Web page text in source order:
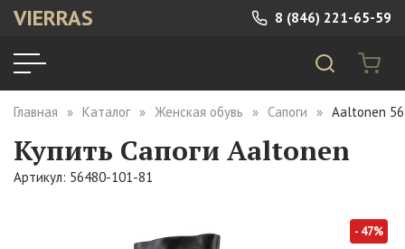
VIERRAS 8 (846) 221-65-59
Главная Каталог Женская обувь Сапоги Aaltonen
Купить Сапоги Aaltonen
Артикул: 56480-101-81
- 47%